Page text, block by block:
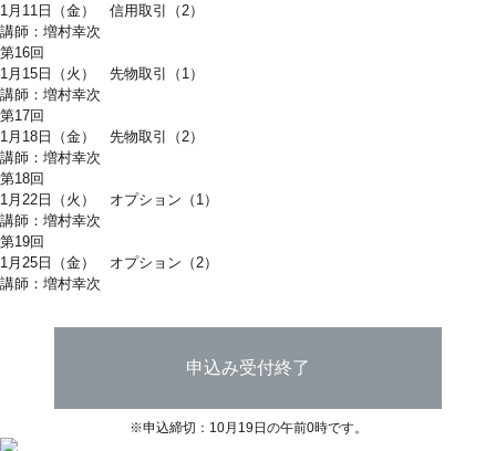
1月11日（金） 信用取引（2）
講師：増村幸次
第16回
1月15日（火） 先物取引（1）
講師：増村幸次
第17回
1月18日（金） 先物取引（2）
講師：増村幸次
第18回
1月22日（火） オプション（1）
講師：増村幸次
第19回
1月25日（金） オプション（2）
講師：増村幸次
申込み受付終了
※申込締切：10月19日の午前0時です。